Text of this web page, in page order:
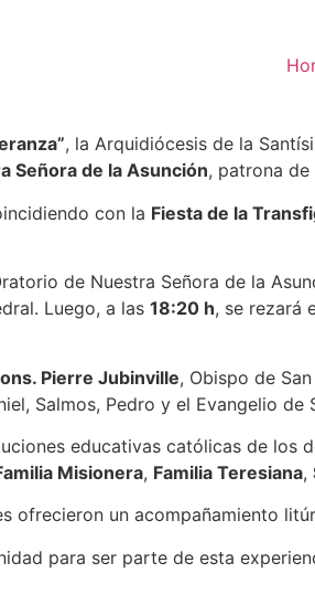
, la Arquidiócesis de la
Señora de la Asunción, patrona
con la Fiesta de la
de Nuestra Señora de la
Luego, a las 18:20 h, se rezará
Pierre Jubinville, Obispo de
Salmos, Pedro y el Evangelio de
educativas católicas de los
Misionera, Familia Teresiana,
ofrecieron un acompañamiento
para ser parte de esta